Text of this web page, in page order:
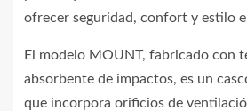
ofrecer seguridad, confort y estilo
El modelo MOUNT, fabricado con
absorbente de impactos, es un
que incorpora orificios de